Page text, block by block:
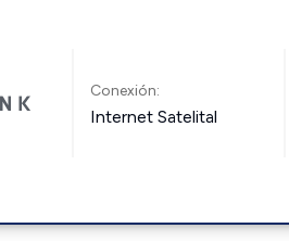
Conexión:
Internet Satelital